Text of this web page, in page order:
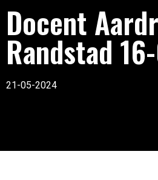
Docent
Randstad
21-05-2024